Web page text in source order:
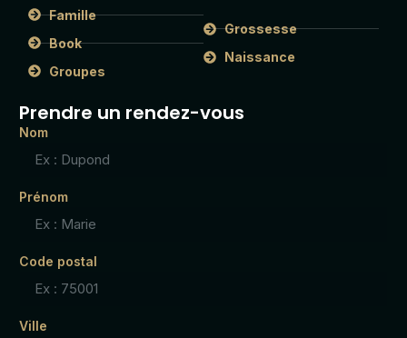
Famille
Book
Groupes
Grossesse
Naissance
Prendre un rendez-vous
Nom
Prénom
Code postal
Ville